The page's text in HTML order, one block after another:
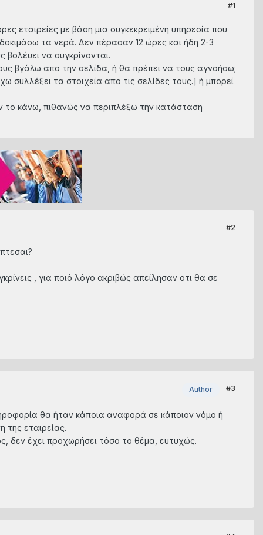
#1
εταιρείες με βάση μια συγκεκρειμένη υπηρεσία που
τα νερά. Δεν πέρασαν 12 ώρες και ήδη 2-3
βολέυει να συγκρίνονται.
βγάλω απο την σελίδα, ή θα πρέπει να τους αγνοήσω;
συλλέξει τα στοιχεία απο τις σελίδες τους.] ή μπορεί
το κάνω, πιθανώς να περιπλέξω την κατάσταση
#2
, για πoιό λόγο ακριβώς απείλησαν οτι θα σε
Author #3
θα ήταν κάποια αναφορά σε κάποιον νόμο ή
της εταιρείας.
δεν έχει προχωρήσει τόσο το θέμα, ευτυχώς.